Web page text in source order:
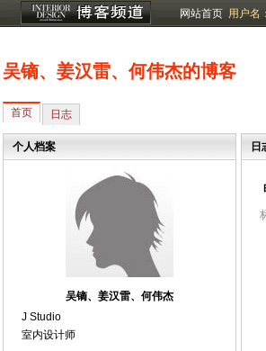
网站首页 用户名：
吴镝、姜汉雷、何伟杰的博客
首页 日志
个人档案
吴镝、姜汉雷、何伟杰
J Studio
室内设计师
日